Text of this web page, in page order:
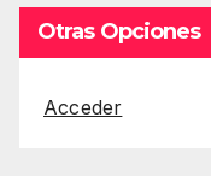
Otras Opciones
Acceder